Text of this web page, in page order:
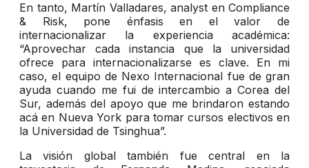
En tanto, Martín Valladares, analyst en Compliance
& Risk, pone énfasis en el valor de
internacionalizar la experiencia académica:
“Aprovechar cada instancia que la universidad
ofrece para internacionalizarse es clave. En mi
caso, el equipo de Nexo Internacional fue de gran
ayuda cuando me fui de intercambio a Corea del
Sur, además del apoyo que me brindaron estando
acá en Nueva York para tomar cursos electivos en
la Universidad de Tsinghua”.
La visión global también fue central en la